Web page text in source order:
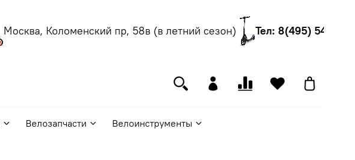
Москва, Коломенский пр, 58в (в летний сезон) Тел: 8(495) 540-55-
Велозапчасти Велоинструменты